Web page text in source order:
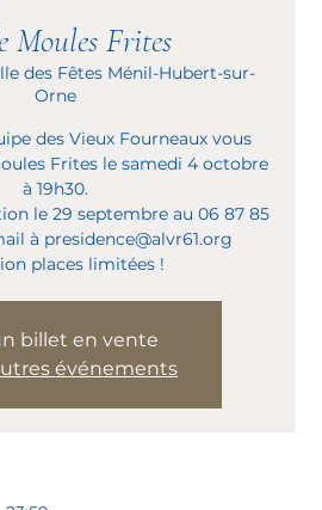
Moules Frites
des Fêtes Ménil-Hubert-sur-
Orne
des Vieux Fourneaux vous
Frites le samedi 4 octobre
à 19h30.
le 29 septembre au 06 87 85
à presidence@alvr61.org
places limitées !
billet en vente
événements